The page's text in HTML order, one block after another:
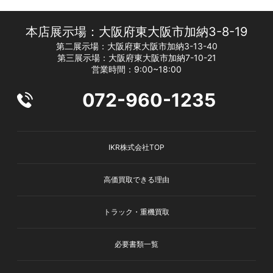
本店展示場：大阪府東大阪市加納3-8-19
第二展示場：大阪府東大阪市加納3-13-40
第三展示場：大阪府東大阪市加納7-10-21
営業時間：9:00~18:00
072-960-1235
IKR株式会社TOP
高価買取できる理由
トラック・重機買取
必要書類一覧